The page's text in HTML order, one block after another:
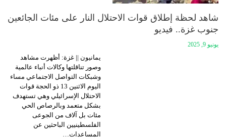
شاهد لحظة إطلاق قوات الاحتلال النار على مئات الجائعين
جنوب غزة.. فيديو
يونيو 9, 2025
يمانيون || غزة: أظهرت مشاهد
وصور تناقلتها وكالات أنباء عالمية
وشبكات التواصل الاجتماعي مساء
اليوم الاثنين 13 ذو الحجة قوات
الاحتلال الإسرائيلي وهي تستهدف
بشكل متعمد وبالرصاص الحي
مئات بل آلاف من الجوعى
الفلسطينيين الباحثين عن
المساعدات…